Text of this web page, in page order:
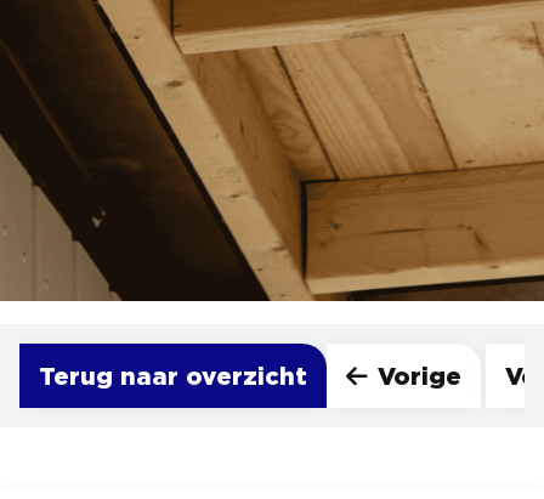
Terug naar overzicht Vorige